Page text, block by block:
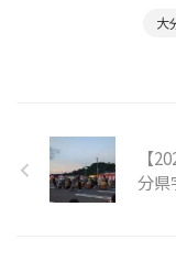
大
【
分県